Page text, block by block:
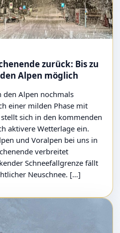
zurück: Bis zu
Alpen möglich
den Alpen nochmals
einer milden Phase mit
sich in den kommenden
aktivere Wetterlage ein.
und Voralpen bei uns in
verbreitet
Schneefallgrenze fällt
Neuschnee. […]